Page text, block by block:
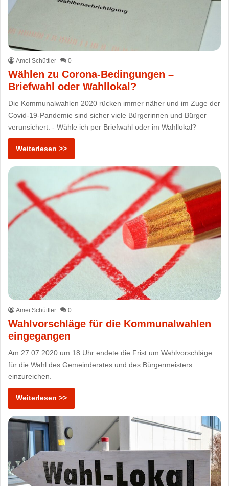
Amei Schüttler 0
Wählen zu Corona-Bedingungen –
Briefwahl oder Wahllokal?
Die Kommunalwahlen 2020 rücken immer näher und im Zuge der
Covid-19-Pandemie sind sicher viele Bürgerinnen und Bürger
verunsichert. - Wähle ich per Briefwahl oder im Wahllokal?
Weiterlesen >>
Amei Schüttler 0
Wahlvorschläge für die Kommunalwahlen
eingegangen
Am 27.07.2020 um 18 Uhr endete die Frist um Wahlvorschläge
für die Wahl des Gemeinderates und des Bürgermeisters
einzureichen.
Weiterlesen >>